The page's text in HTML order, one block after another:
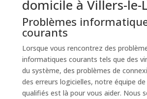
domicile à Villers-le-
Problèmes
courants
Lorsque vous rencontrez des
informatiques courants tels que des
du système, des problèmes de
des erreurs logicielles, notre équipe
qualifiés est là pour vous aider. Nous